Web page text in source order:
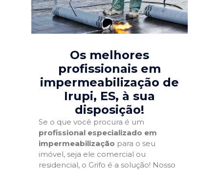
Os melhores
profissionais em
impermeabilização de
Irupi, ES, à sua
disposição!
Se o que você procura é um
profissional especializado em
impermeabilização para o seu
imóvel, seja ele comercial ou
residencial, o Grifo é a solução! Nosso